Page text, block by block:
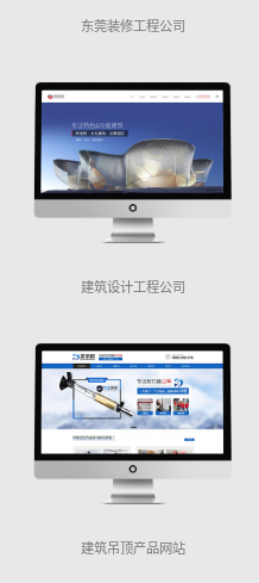
东莞装修工程公司
建筑设计工程公司
建筑吊顶产品网站